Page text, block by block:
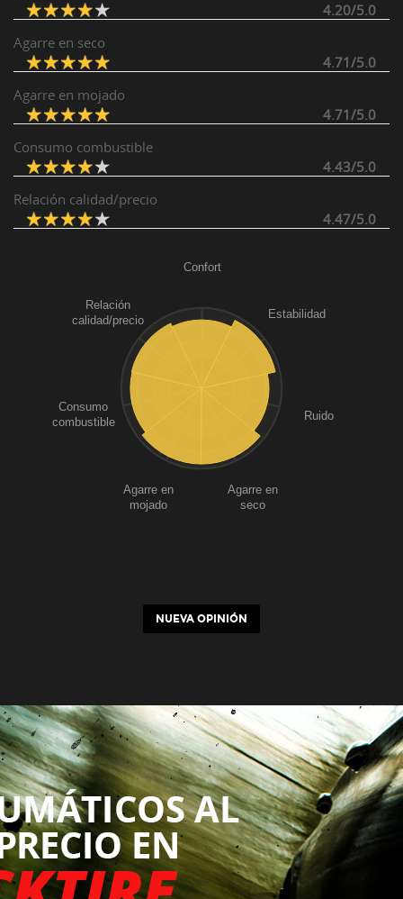
4.20/5.0
Agarre en seco
4.71/5.0
Agarre en mojado
4.71/5.0
Consumo combustible
4.43/5.0
Relación calidad/precio
4.47/5.0
Confort
Estabilidad
Ruido
Agarre en
seco
Agarre en
mojado
Consumo
combustible
Relación
calidad/precio
NUEVA OPINIÓN